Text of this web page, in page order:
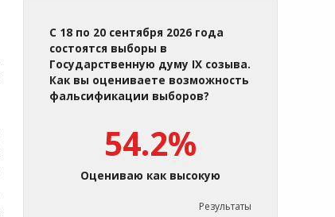
С 18 по 20 сентября 2026 года
состоятся выборы в
Государственную думу IX созыва.
Как вы оцениваете возможность
фальсификации выборов?
54.2%
Оцениваю как высокую
Результаты